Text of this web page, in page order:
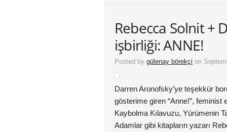
Rebecca Solnit +
işbirliği: ANNE!
Posted by gülenay börekçi on
Darren Aronofsky’ye teşekkür
gösterime giren “Anne!”, feminist
Kaybolma Kılavuzu, Yürümenin
Adamlar gibi kitapların yazarı